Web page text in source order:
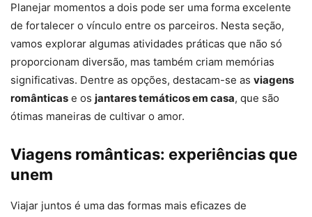
Planejar momentos a dois pode ser uma forma excelente
de fortalecer o vínculo entre os parceiros. Nesta seção,
vamos explorar algumas atividades práticas que não só
proporcionam diversão, mas também criam memórias
significativas. Dentre as opções, destacam-se as viagens
românticas e os jantares temáticos em casa, que são
ótimas maneiras de cultivar o amor.
Viagens românticas: experiências que
unem
Viajar juntos é uma das formas mais eficazes de